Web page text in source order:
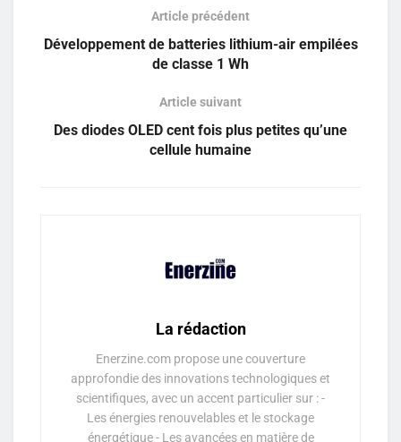
Article précédent
Développement de batteries lithium-air empilées
de classe 1 Wh
Article suivant
Des diodes OLED cent fois plus petites qu’une
cellule humaine
La rédaction
Enerzine.com propose une couverture
approfondie des innovations technologiques et
scientifiques, avec un accent particulier sur : -
Les énergies renouvelables et le stockage
énergétique - Les avancées en matière de